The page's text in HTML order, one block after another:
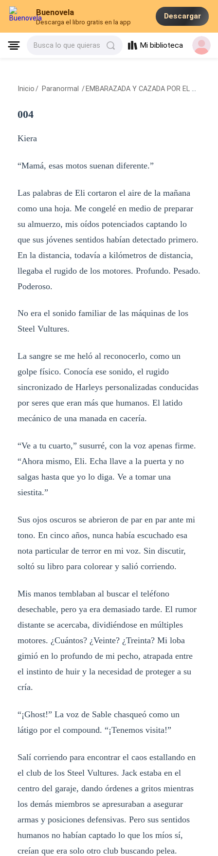
Buenovela
Descarga el libro gratis en la app
Descargar
Busca lo que quieras Mi biblioteca
Inicio / Paranormal / EMBARAZADA Y CAZADA POR EL ALFA MOTERO
004
Kiera
“Mamá, esas motos suenan diferente.”
Las palabras de Eli cortaron el aire de la mañana
como una hoja. Me congelé en medio de preparar
su almuerzo, mis oídos potenciados captando lo
que sus jóvenes sentidos habían detectado primero.
En la distancia, todavía a kilómetros de distancia,
llegaba el rugido de los motores. Profundo. Pesado.
Poderoso.
No era el sonido familiar de las máquinas de los
Steel Vultures.
La sangre se me heló al reconocerlo, como un
golpe físico. Conocía ese sonido, el rugido
sincronizado de Harleys personalizadas conducidas
por seres que eran más que humanos. El latido
mecánico de una manada en cacería.
“Ve a tu cuarto,” susurré, con la voz apenas firme.
“Ahora mismo, Eli. Echa llave a la puerta y no
salgas hasta que yo lo diga. Ve a tomar una
siestita.”
Sus ojos oscuros se abrieron de par en par ante mi
tono. En cinco años, nunca había escuchado esa
nota particular de terror en mi voz. Sin discutir,
soltó su libro para colorear y salió corriendo.
Mis manos temblaban al buscar el teléfono
desechable, pero ya era demasiado tarde. El rumor
distante se acercaba, dividiéndose en múltiples
motores. ¿Cuántos? ¿Veinte? ¿Treinta? Mi loba
gimió en lo profundo de mi pecho, atrapada entre
el instinto de huir y la necesidad de proteger a su
cría.
“¡Ghost!” La voz de Sable chasqueó como un
látigo por el compound. “¡Tenemos visita!”
Salí corriendo para encontrar el caos estallando en
el club de los Steel Vultures. Jack estaba en el
centro del garaje, dando órdenes a gritos mientras
los demás miembros se apresuraban a asegurar
armas y posiciones defensivas. Pero sus sentidos
humanos no habían captado lo que los míos sí,
creían que era solo otro club buscando pelea.